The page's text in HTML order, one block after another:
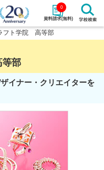
資料請求(無料)
0
特徴から探す
北海道・東北
陸・甲信越
フト学院 高等部
部
イナー・クリエイターを